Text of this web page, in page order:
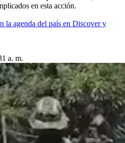
en esta acción.
la agenda del país en Discover y
a. m.